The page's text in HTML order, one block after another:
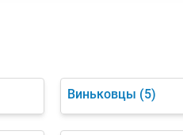
Виньковцы (5)